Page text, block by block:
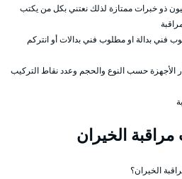
ذو خبرات ممتازة لذلك نعتني بكل من يكتب
فني بدالة او مطلوب فني بدالات أو انتركم
الأجهزة حسب النوع والحجم وعدد نقاط التركيب
الخيران
الخيران؟